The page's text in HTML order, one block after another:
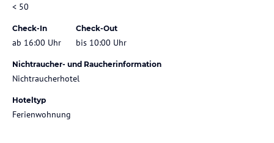
< 50
Check-In
ab 16:00 Uhr
Check-Out
bis 10:00 Uhr
Nichtraucher- und Raucherinformation
Nichtraucherhotel
Hoteltyp
Ferienwohnung